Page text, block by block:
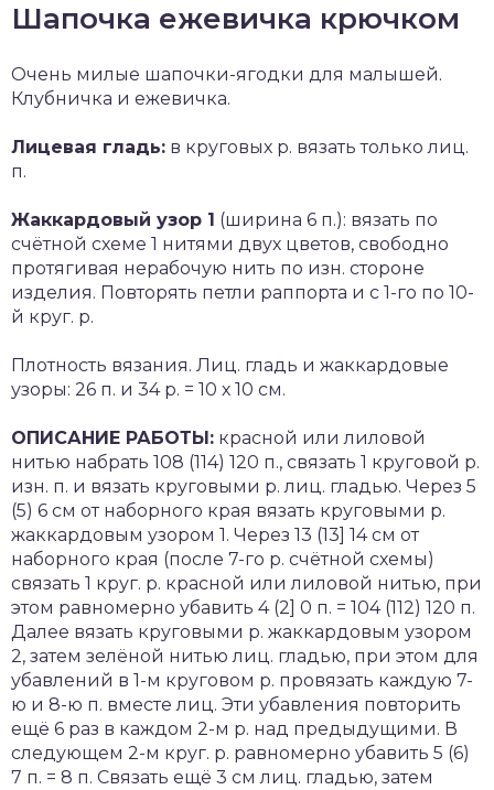
Шапочка ежевичка крючком
Очень милые шапочки-ягодки для малышей.
Клубничка и ежевичка.
Лицевая гладь: в круговых р. вязать только лиц.
п.
Жаккардовый узор 1 (ширина 6 п.): вязать по
счётной схеме 1 нитями двух цветов, свободно
протягивая нерабочую нить по изн. стороне
изделия. Повторять петли раппорта и с 1-го по 10-
й круг. р.
Плотность вязания. Лиц. гладь и жаккардовые
узоры: 26 п. и 34 р. = 10 х 10 см.
ОПИСАНИЕ РАБОТЫ: красной или лиловой
нитью набрать 108 (114) 120 п., связать 1 круговой р.
изн. п. и вязать круговыми р. лиц. гладью. Через 5
(5) 6 см от наборного края вязать круговыми р.
жаккардовым узором 1. Через 13 (13] 14 см от
наборного края (после 7-го р. счётной схемы)
связать 1 круг. р. красной или лиловой нитью, при
этом равномерно убавить 4 (2] 0 п. = 104 (112) 120 п.
Далее вязать круговыми р. жаккардовым узором
2, затем зелёной нитью лиц. гладью, при этом для
убавлений в 1-м круговом р. провязать каждую 7-
ю и 8-ю п. вместе лиц. Эти убавления повторить
ещё 6 раз в каждом 2-м р. над предыдущими. В
следующем 2-м круг. р. равномерно убавить 5 (6)
7 п. = 8 п. Связать ещё 3 см лиц. гладью, затем